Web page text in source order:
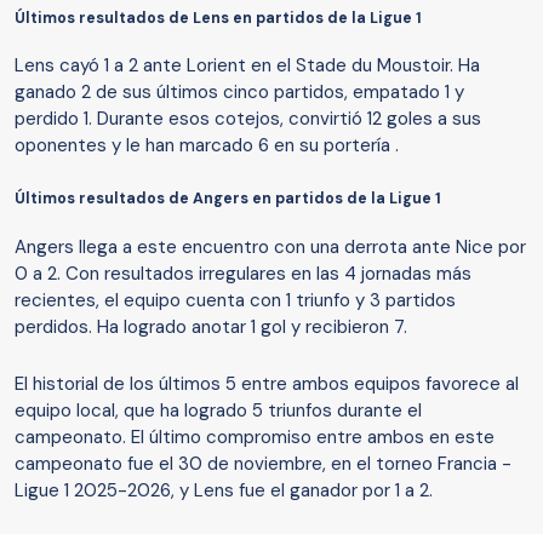
Últimos resultados de Lens en partidos de la Ligue 1
Lens cayó 1 a 2 ante Lorient en el Stade du Moustoir. Ha
ganado 2 de sus últimos cinco partidos, empatado 1 y
perdido 1. Durante esos cotejos, convirtió 12 goles a sus
oponentes y le han marcado 6 en su portería .
Últimos resultados de Angers en partidos de la Ligue 1
Angers llega a este encuentro con una derrota ante Nice por
0 a 2. Con resultados irregulares en las 4 jornadas más
recientes, el equipo cuenta con 1 triunfo y 3 partidos
perdidos. Ha logrado anotar 1 gol y recibieron 7.
El historial de los últimos 5 entre ambos equipos favorece al
equipo local, que ha logrado 5 triunfos durante el
campeonato. El último compromiso entre ambos en este
campeonato fue el 30 de noviembre, en el torneo Francia -
Ligue 1 2025-2026, y Lens fue el ganador por 1 a 2.